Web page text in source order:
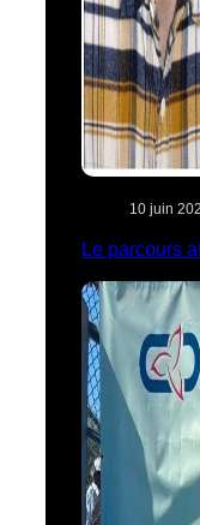
10 juin
Le parcours